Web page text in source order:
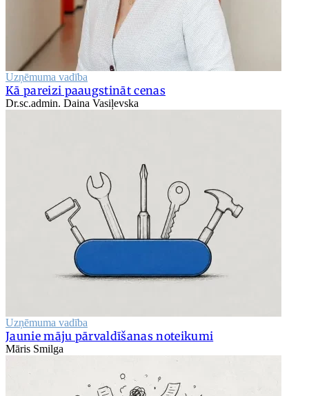
Uzņēmuma vadība
Kā pareizi paaugstināt cenas
Dr.sc.admin. Daina Vasiļevska
Uzņēmuma vadība
Jaunie māju pārvaldīšanas noteikumi
Māris Smilga